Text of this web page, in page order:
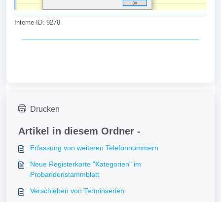
Interne ID: 9278
Drucken
Artikel in diesem Ordner -
Erfassung von weiteren Telefonnummern
Neue Registerkarte "Kategorien" im
Probandenstammblatt
Verschieben von Terminserien